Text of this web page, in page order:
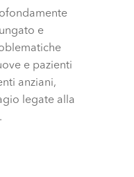
e
e pazienti
anziani,
legate alla